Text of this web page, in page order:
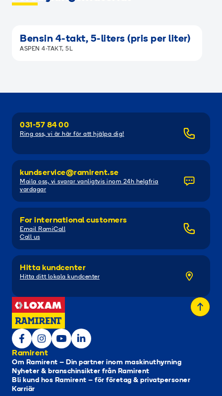
Bensin 4-takt, 5-liters (pris per liter)
ASPEN 4-TAKT, 5L
031-57 84 00
Ring oss, vi är här för att hjälpa dig!
kundservice@ramirent.se
Maila oss, vi svarar vanligtvis inom 24h helgfria
vardagar
For international customers
Email RamiCall
Call us
Hitta kundcenter
Hitta ditt lokala kundcenter
Ramirent
Om Ramirent – Din partner inom maskinuthyrning
Nyheter & branschinsikter från Ramirent
Bli kund hos Ramirent – för företag & privatpersoner
Karriär